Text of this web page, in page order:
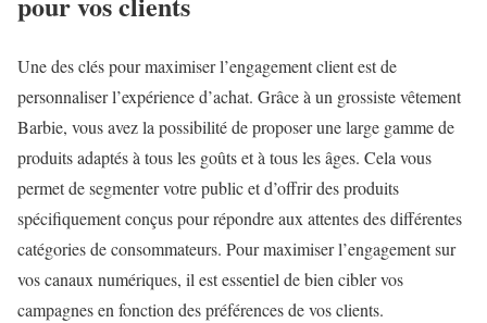
Une des clés pour maximiser l’engagement client est de
personnaliser l’expérience d’achat. Grâce à un grossiste vêtement
Barbie, vous avez la possibilité de proposer une large gamme de
produits adaptés à tous les goûts et à tous les âges. Cela vous
permet de segmenter votre public et d’offrir des produits
spécifiquement conçus pour répondre aux attentes des différentes
catégories de consommateurs. Pour maximiser l’engagement sur
vos canaux numériques, il est essentiel de bien cibler vos
campagnes en fonction des préférences de vos clients.